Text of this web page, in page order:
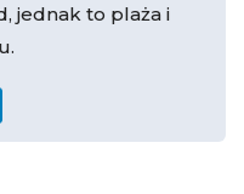
jednak to plaża i